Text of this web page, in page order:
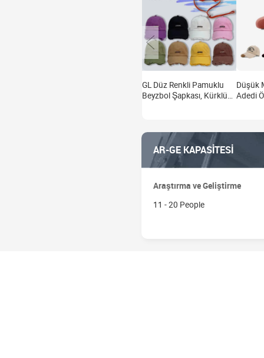
GL Düz Renkli Pamuklu
Beyzbol Şapkası, Kürklü
Mevsim
Düşük
Adedi
AR-GE KAPASİTESİ
Araştırma ve Geliştirme
11 - 20 People